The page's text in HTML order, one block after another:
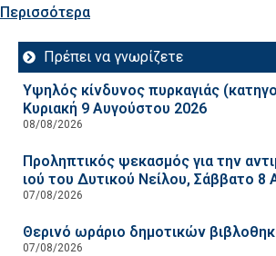
Περισσότερα
Πρέπει να γνωρίζετε
Υψηλός κίνδυνος πυρκαγιάς
Κυριακή 9 Αυγούστου 2026
08/08/2026
Προληπτικός ψεκασμός για την
ιού του Δυτικού Νείλου, Σάββατο 8
07/08/2026
Θερινό ωράριο δημοτικών
07/08/2026